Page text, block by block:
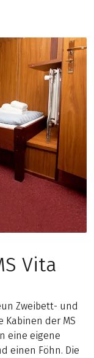
Vita
Zweibett- und
Kabinen der MS
eine eigene
einen Föhn. Die